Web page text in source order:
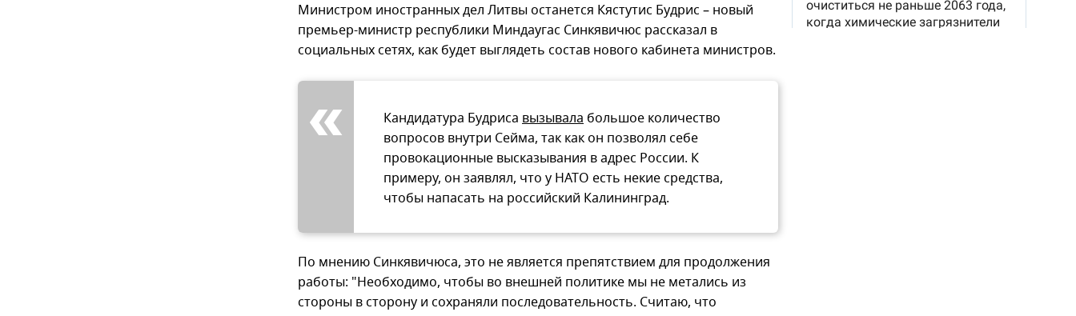
Министром иностранных дел Литвы останется Кястутис Будрис – новый
премьер-министр республики Миндаугас Синкявичюс рассказал в
социальных сетях, как будет выглядеть состав нового кабинета министров.
Кандидатура Будриса вызывала большое количество
вопросов внутри Сейма, так как он позволял себе
провокационные высказывания в адрес России. К
примеру, он заявлял, что у НАТО есть некие средства,
чтобы напасать на российский Калининград.
По мнению Синкявичюса, это не является препятствием для продолжения
работы: "Необходимо, чтобы во внешней политике мы не метались из
стороны в сторону и сохраняли последовательность. Считаю, что